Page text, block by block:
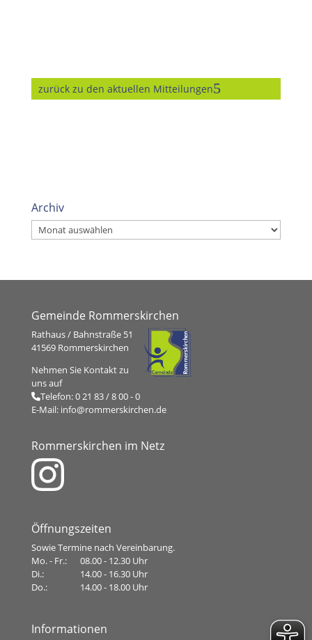
zurück zu den aktuellen Mitteilungen
Archiv
Archiv
Gemeinde Rommerskirchen
Rathaus / Bahnstraße 51
41569 Rommerskirchen
Nehmen Sie Kontakt zu
uns auf
Telefon:0 21 83 / 8 00 - 0
E-Mail: info@rommerskirchen.de
Rommerskirchen im Netz
Öffnungszeiten
Sowie Termine nach Vereinbarung.
Mo. - Fr.:
08.00 - 12.30 Uhr
Di.:
14.00 - 16.30 Uhr
Do.:
14.00 - 18.00 Uhr
Informationen